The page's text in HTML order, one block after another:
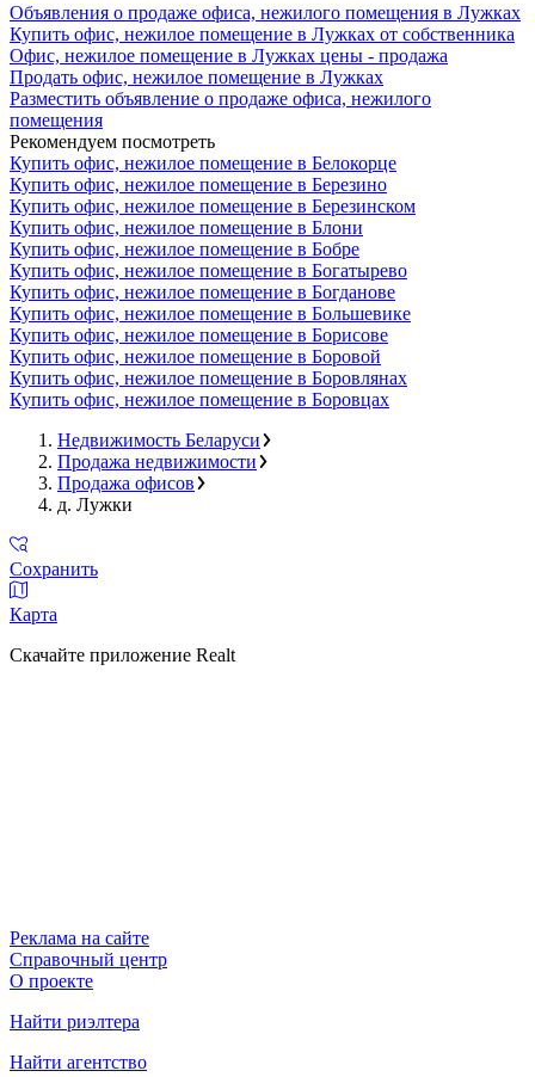
Объявления о продаже офиса, нежилого помещения в Лужках
Купить офис, нежилое помещение в Лужках от собственника
Офис, нежилое помещение в Лужках цены - продажа
Продать офис, нежилое помещение в Лужках
Разместить объявление о продаже офиса, нежилого
помещения
Рекомендуем посмотреть
Купить офис, нежилое помещение в Белокорце
Купить офис, нежилое помещение в Березино
Купить офис, нежилое помещение в Березинском
Купить офис, нежилое помещение в Блони
Купить офис, нежилое помещение в Бобре
Купить офис, нежилое помещение в Богатырево
Купить офис, нежилое помещение в Богданове
Купить офис, нежилое помещение в Большевике
Купить офис, нежилое помещение в Борисове
Купить офис, нежилое помещение в Боровой
Купить офис, нежилое помещение в Боровлянах
Купить офис, нежилое помещение в Боровцах
Недвижимость Беларуси
Продажа недвижимости
Продажа офисов
д. Лужки
Сохранить
Карта
Скачайте приложение Realt
Реклама на сайте
Справочный центр
О проекте
Найти риэлтера
Найти агентство